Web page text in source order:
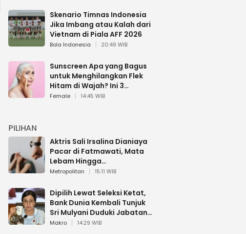
Skenario Timnas Indonesia
Jika Imbang atau Kalah dari
Vietnam di Piala AFF 2026
Bola Indonesia 20:49 WIB
Sunscreen Apa yang Bagus
untuk Menghilangkan Flek
Hitam di Wajah? Ini 3
Rekomendasi sesuai Review
Female 14:45 WIB
PILIHAN
Aktris Sali Irsalina Dianiaya
Pacar di Fatmawati, Mata
Lebam Hingga
Diselamatkan Polantas
Metropolitan 15:11 WIB
Dipilih Lewat Seleksi Ketat,
Bank Dunia Kembali Tunjuk
Sri Mulyani Duduki Jabatan
Strategis
Makro 14:29 WIB